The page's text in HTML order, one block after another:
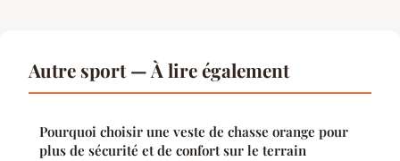
Autre sport — À lire également
Pourquoi choisir une veste de chasse orange pour
plus de sécurité et de confort sur le terrain